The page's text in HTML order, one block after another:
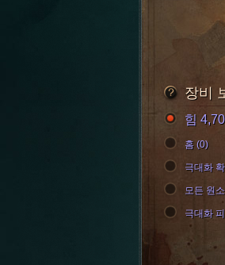
장비
힘
홈 (0)
극대화
모든 원
극대화